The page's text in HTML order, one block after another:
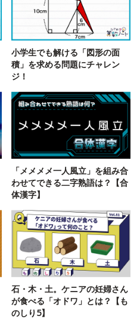
小学生でも解ける「図形の面
積」を求める問題にチャレン
ジ！
「メメメメ一人風立」を組み合
わせてできる二字熟語は？【合
体漢字】
石・木・土。ケニアの妊婦さん
が食べる「オドワ」とは？【も
のしり5】